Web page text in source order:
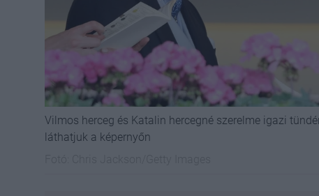
Vilmos herceg és Katalin hercegné szerelme igazi
láthatjuk a képernyőn